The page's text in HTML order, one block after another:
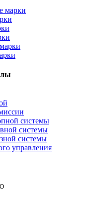
марки
системы
системы
системы
управления